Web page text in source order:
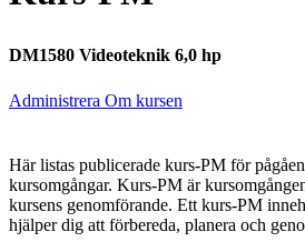
DM1580 Videoteknik 6,0 hp
Administrera Om kursen
Här listas publicerade kurs-PM för
kursomgångar. Kurs-PM är
kursens genomförande. Ett kurs-PM
hjälper dig att förbereda, planera och